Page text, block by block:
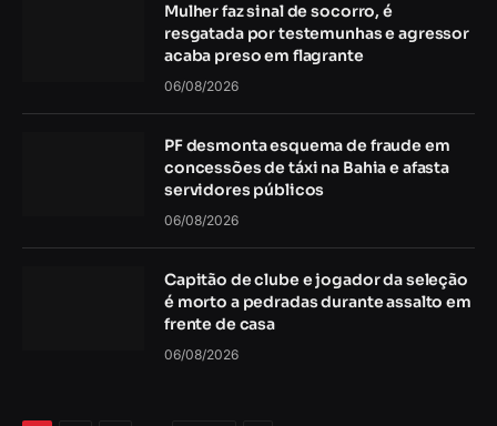
Mulher faz sinal de socorro, é
resgatada por testemunhas e agressor
acaba preso em flagrante
06/08/2026
PF desmonta esquema de fraude em
concessões de táxi na Bahia e afasta
servidores públicos
06/08/2026
Capitão de clube e jogador da seleção
é morto a pedradas durante assalto em
frente de casa
06/08/2026